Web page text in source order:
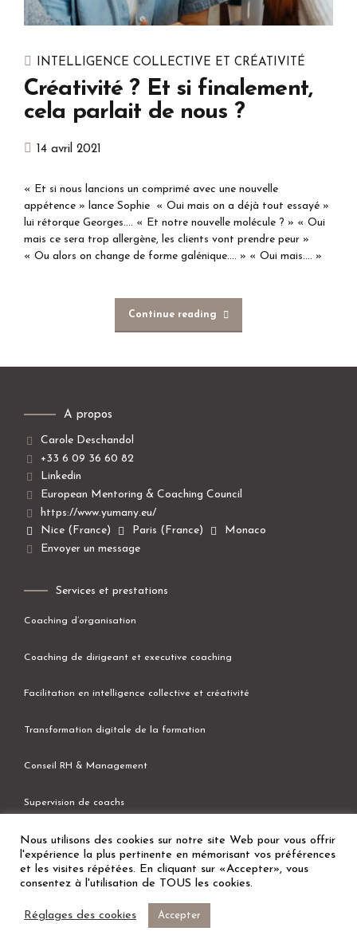
INTELLIGENCE COLLECTIVE ET CRÉATIVITÉ
Créativité ? Et si finalement,
cela parlait de nous ?
14 avril 2021
« Et si nous lancions un comprimé avec une nouvelle
appétence » lance Sophie « Oui mais on a déjà tout essayé »
lui rétorque Georges…. « Et notre nouvelle molécule ? » « Oui
mais ce sera trop allergène, les clients vont prendre peur »
« Ou alors on change de forme galénique…. » « Oui mais…. »
Continue reading
A propos
Carole Deschandol
+33 6 09 36 60 82
Linkedin
European Mentoring & Coaching Council
https://www.yumany.eu/
Nice (France)
Paris (France)
Monaco
Envoyer un message
Services et prestations
Coaching d’organisation
Coaching de dirigeant et executive coaching
Facilitation en intelligence collective et créativité
Transformation digitale de la formation
Conseil RH & Management
Supervision de coachs
ⒸYumany 2020
Nous utilisons des cookies sur notre site Web pour vous offrir
l'expérience la plus pertinente en mémorisant vos préférences
et les visites répétées. En cliquant sur «Accepter», vous
consentez à l'utilisation de TOUS les cookies.
Réglages des cookies Accepter